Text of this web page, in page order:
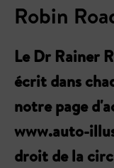
Robin
Le Dr Rainer
écrit dans
notre page
www.auto-
droit de la